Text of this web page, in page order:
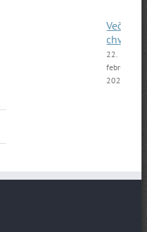
Večer
chvál
22.
februára
2025